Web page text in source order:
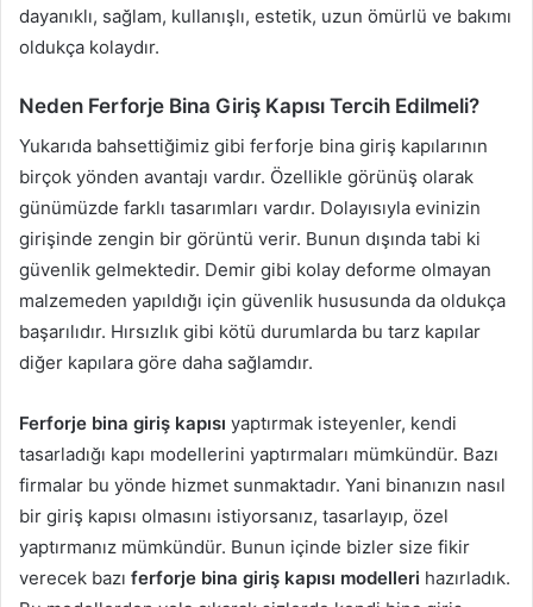
dayanıklı, sağlam, kullanışlı, estetik, uzun ömürlü ve bakımı
oldukça kolaydır.
Neden Ferforje Bina Giriş Kapısı Tercih Edilmeli?
Yukarıda bahsettiğimiz gibi ferforje bina giriş kapılarının
birçok yönden avantajı vardır. Özellikle görünüş olarak
günümüzde farklı tasarımları vardır. Dolayısıyla evinizin
girişinde zengin bir görüntü verir. Bunun dışında tabi ki
güvenlik gelmektedir. Demir gibi kolay deforme olmayan
malzemeden yapıldığı için güvenlik hususunda da oldukça
başarılıdır. Hırsızlık gibi kötü durumlarda bu tarz kapılar
diğer kapılara göre daha sağlamdır.
Ferforje bina giriş kapısı yaptırmak isteyenler, kendi
tasarladığı kapı modellerini yaptırmaları mümkündür. Bazı
firmalar bu yönde hizmet sunmaktadır. Yani binanızın nasıl
bir giriş kapısı olmasını istiyorsanız, tasarlayıp, özel
yaptırmanız mümkündür. Bunun içinde bizler size fikir
verecek bazı ferforje bina giriş kapısı modelleri hazırladık.